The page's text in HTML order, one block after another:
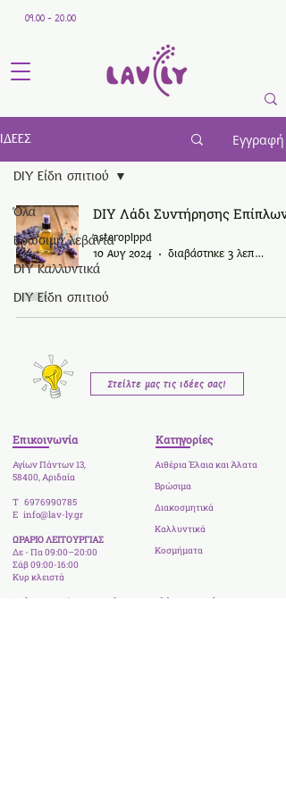
09.00 - 20.00
ΙΔΕΕΣ Εγγραφή
Όλα
Βρώσιμη λεβάντα
DIY Καλλυντικά
DIY Είδη σπιτιού
DIY Είδη σπιτιού
DIY Λάδι Συντήρησης Επίπλων
asteropippd
10 Αυγ 2024
διαβάστηκε 3 λεπτά
Στείλτε μας τις ιδέες σας!
Επικοινωνία
Αγίων Πάντων 13,
58400, Αριδαία
Τ 6976990785
E info@lav-ly.gr
ΩΡΑΡΙΟ ΛΕΙΤΟΥΡΓΙΑΣ
Δε - Πα 09:00–20:00
Σάβ 09:00-16:00
Κυρ κλειστά
Χρήσιμες Πληροφορίες
Κατηγορίες
Αιθέρια Έλαια και Άλατα
Βρώσιμα
Διακοσμητικά
Καλλυντικά
Κοσμήματα
Ιδέες και Λύσεις